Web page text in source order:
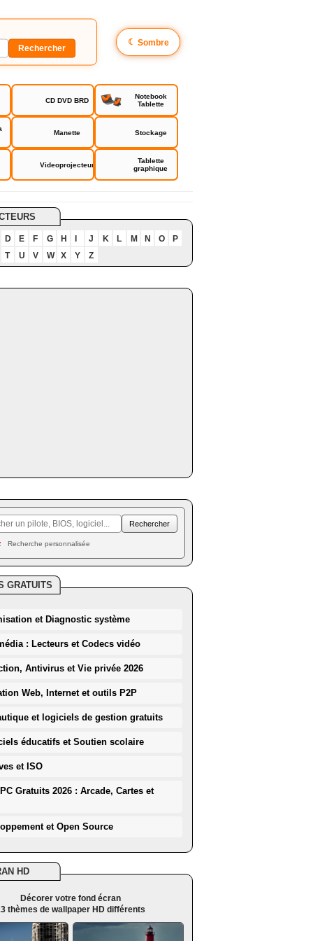
☾ Sombre
CD DVD BRD
Notebook
Tablette
Manette Stockage
Videoprojecteur
Tablette
graphique
D E F G H J K L M N O
P
T
U V W X Y Z
Recherche personnalisée
GRATUITS
et Diagnostic système
: Lecteurs et Codecs vidéo
Antivirus et Vie privée 2026
Web, Internet et outils P2P
et logiciels de gestion gratuits
éducatifs et Soutien scolaire
et ISO
Gratuits 2026 : Arcade, Cartes et
et Open Source
HD
Décorer votre fond écran
thèmes de wallpaper HD différents